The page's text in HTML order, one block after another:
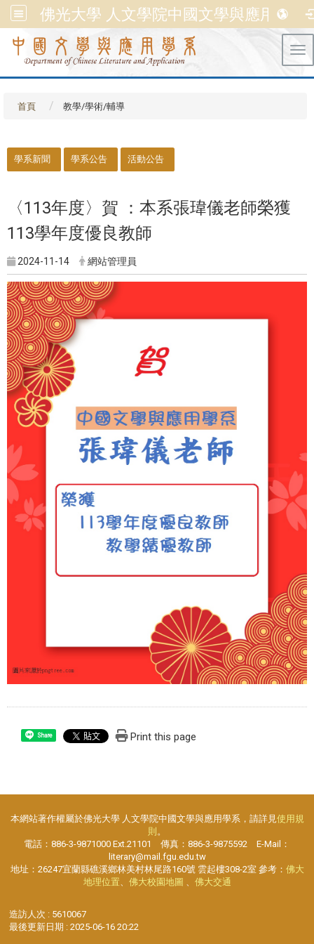
佛光大學 人文學院中國文學與應用學系
首頁 教學/學術/輔導
學系新聞 學系公告 活動公告
〈113年度〉賀 ：本系張瑋儀老師榮獲
113學年度優良教師
2024-11-14 網站管理員
Share Print this page
本網站著作權屬於佛光大學 人文學院中國文學與應用學系，請詳見 使用規
則 。
電話：886-3-9871000 Ext.21101 傳真：886-3-9875592 E-Mail：
literary@mail.fgu.edu.tw
地址：26247宜蘭縣礁溪鄉林美村林尾路160號 雲起樓308-2室 參考： 佛大
地理位置
佛大校園地圖 佛大交通
造訪人次 : 5610067
最後更新日期 : 2025-06-16 20:22